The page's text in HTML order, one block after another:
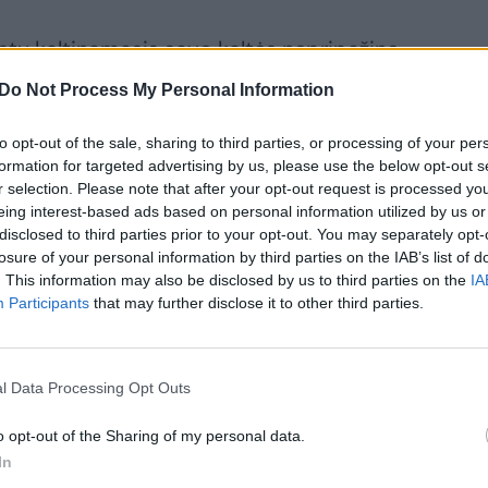
Do Not Process My Personal Information
opt-out of the sale, sharing to third parties, or processing of your
for targeted advertising by us, please use the below opt-out
selection. Please note that after your opt-out request is processed
interest-based ads based on personal information utilized by us
to third parties prior to your opt-out. You may separately
of your personal information by third parties on the IAB’s list of
This information may also be disclosed by us to third parties on the
Participants that may further disclose it to other third parties.
Data Processing Opt Outs
opt-out of the Sharing of my personal data.
kaltinamasis savo kaltės nepripažino,
faktą, kad R.Žemaitis pasisavino
nukentėjusiųjų, liudytojų
sutartys, vekseliai, užsakymo
esantys duomenys.
turėjo išankstinį tikslą apgaule
tas faktas, kad R.Žemaitis buvo
ir kitiems žmonėms ar institucijoms, be
negrąžins, melagingai nurodė,
verslui plėsti, banko paskolai gauti,
pinigus, sutartu laiku pinigų
įvykdyti, neturėjo. Taigi
suvokdamas, kad naudoja